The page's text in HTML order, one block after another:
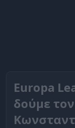
Europa
δούμε